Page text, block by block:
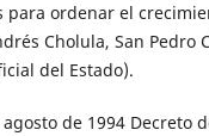
para ordenar el
Cholula, San Pedro
del Estado).
de 1994 Decreto